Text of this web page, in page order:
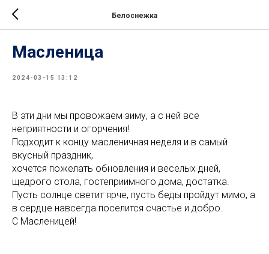
Белоснежка
Масленица
2024-03-15 13:12
В эти дни мы провожаем зиму, а с ней все
неприятности и огорчения!
Подходит к концу масленичная неделя и в самый
вкусный праздник,
хочется пожелать обновления и веселых дней,
щедрого стола, гостеприимного дома, достатка.
Пусть солнце светит ярче, пусть беды пройдут мимо, а
в сердце навсегда поселится счастье и добро.
С Масленицей!